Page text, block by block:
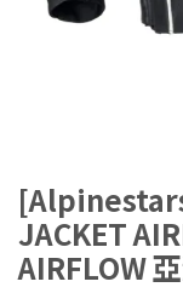
JACKET
AIRFLOW